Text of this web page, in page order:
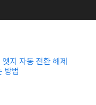
지 자동 전환 해제
방법